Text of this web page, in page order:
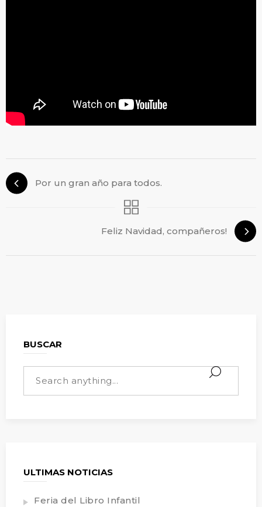
Por un gran año para todos.
Feliz Navidad, compañeros!
BUSCAR
ULTIMAS NOTICIAS
Feria del Libro Infantil